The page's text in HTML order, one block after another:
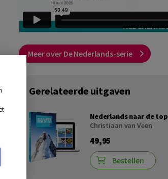
Meer over De Nederlands-serie
Gerelateerde uitgaven
Nederlands naar de top
Christiaan van Veen
49,95
Bestellen